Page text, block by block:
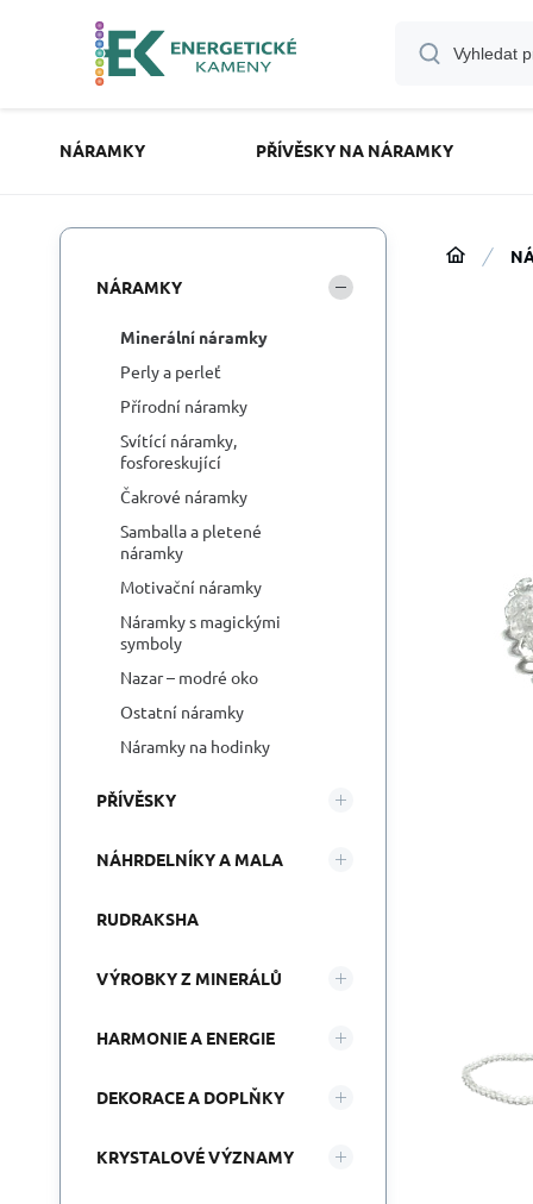
NÁRAMKY PŘÍVĚSKY NA NÁRAMKY
NÁRAMKY
Minerální náramky
Perly a perleť
Přírodní náramky
Svítící náramky,
fosforeskující
Čakrové náramky
Samballa a pletené
náramky
Motivační náramky
Náramky s magickými
symboly
Nazar – modré oko
Ostatní náramky
Náramky na hodinky
PŘÍVĚSKY
NÁHRDELNÍKY A MALA
RUDRAKSHA
VÝROBKY Z MINERÁLŮ
HARMONIE A ENERGIE
DEKORACE A DOPLŇKY
KRYSTALOVÉ VÝZNAMY